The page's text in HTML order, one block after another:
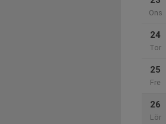
Ons
24
Tor
25
Fre
26
Lör